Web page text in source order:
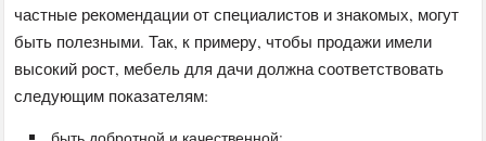
частные рекомендации от специалистов и знакомых, могут
быть полезными. Так, к примеру, чтобы продажи имели
высокий рост, мебель для дачи должна соответствовать
следующим показателям: